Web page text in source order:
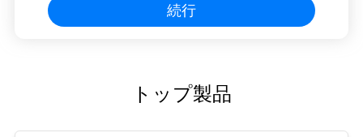
続行
トップ製品